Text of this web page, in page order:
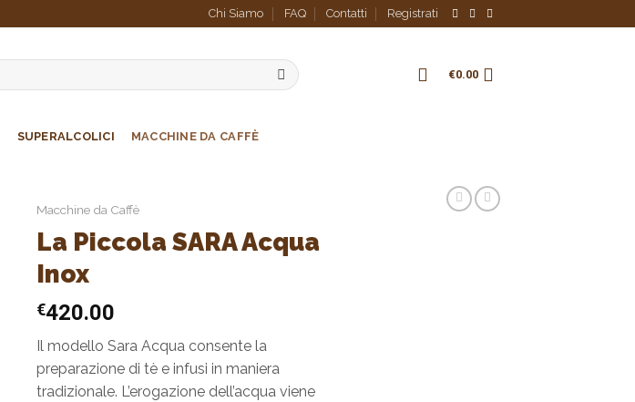
Chi Siamo FAQ Contatti Registrati
€0.00
SUPERALCOLICI MACCHINE DA CAFFÈ
Macchine da Caffè
La Piccola SARA Acqua
Inox
€420.00
Il modello Sara Acqua consente la
preparazione di tè e infusi in maniera
tradizionale. L’erogazione dell’acqua viene